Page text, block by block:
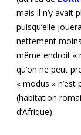
mais il n’y avait
puisqu’elle jouera
nettement
même endroit «
qu’on ne peut
« modus »
(habitation
d’Afrique)